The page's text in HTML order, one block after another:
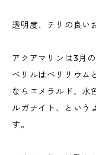
透明度、テリの良い
アクアマリンは3月
ベリルはベリリウム
ならエメラルド、水
ルガナイト、という
す。